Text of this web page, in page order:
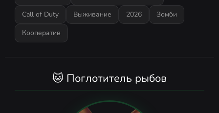
Call of Duty
Выживание 2026
Зомби
Кооператив
🐱 Поглотитель рыбов